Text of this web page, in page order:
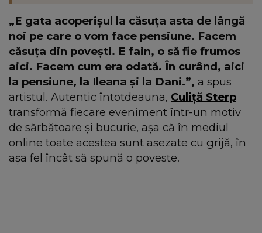
„E gata acoperișul la căsuța asta de lângă
noi pe care o vom face pensiune. Facem
căsuța din povești. E fain, o să fie frumos
aici. Facem cum era odată. În curând, aici
la pensiune, la Ileana și la Dani.”, a spus
artistul. Autentic întotdeauna, Culiță Sterp
transformă fiecare eveniment într-un motiv
de sărbătoare și bucurie, așa că în mediul
online toate acestea sunt așezate cu grijă, în
așa fel încât să spună o poveste.